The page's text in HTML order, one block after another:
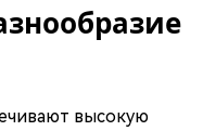
высокую